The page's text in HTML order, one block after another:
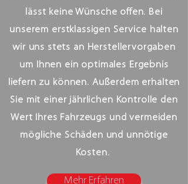
lässt keine Wünsche offen. Bei
unserem erstklassigen Service halten
wir uns stets an Herstellervorgaben
um Ihnen ein optimales Ergebnis
liefern zu können. Außerdem erhalten
Sie mit einer jährlichen Kontrolle den
Wert Ihres Fahrzeugs und vermeiden
mögliche Schäden und unnötige
Kosten.
Mehr Erfahren